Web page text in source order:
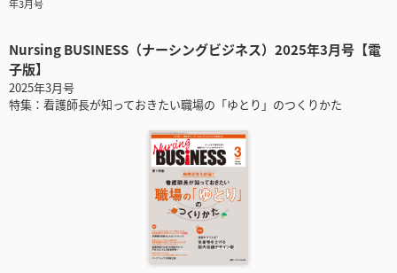
年3月号
Nursing BUSINESS（ナーシングビジネス）2025年3月号【電
子版】
2025年3月号
特集：看護師長が知っておきたい職場の「ゆとり」のつくりかた